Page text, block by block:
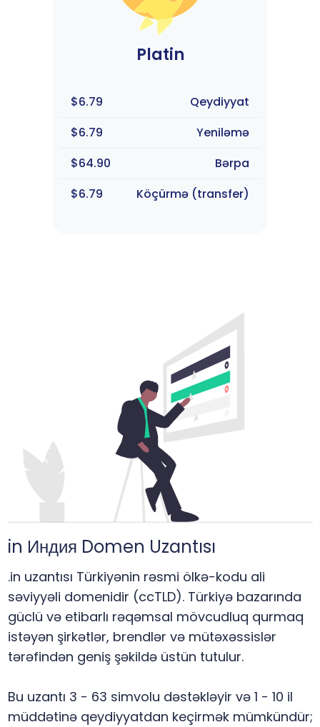
Platin
$6.79
Qeydiyyat
$6.79
Yeniləmə
$64.90
Bərpa
$6.79
Köçürmə (transfer)
in Индия Domen Uzantısı
.in uzantısı Türkiyənin rəsmi ölkə-kodu ali
səviyyəli domenidir (ccTLD). Türkiyə bazarında
güclü və etibarlı rəqəmsal mövcudluq qurmaq
istəyən şirkətlər, brendlər və mütəxəssislər
tərəfindən geniş şəkildə üstün tutulur.
Bu uzantı 3 - 63 simvolu dəstəkləyir və 1 - 10 il
müddətinə qeydiyyatdan keçirmək mümkündür;